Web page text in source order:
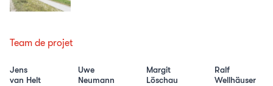
Team de projet
Jens
van Helt
Uwe
Neumann
Margit
Löschau
Ralf
Wellhäuser